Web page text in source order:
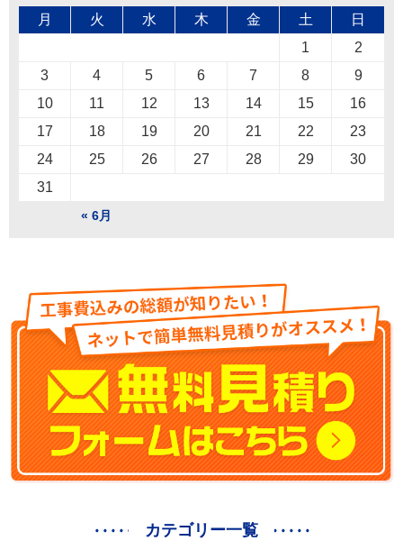
月 火 水 木 金 土 日
« 6月
1
2
3
4 5 6 7 8
9
10
11 12 13 14 15
16
17
18 19 20 21 22
23
24
25 26 27 28 29
30
31
カテゴリー一覧